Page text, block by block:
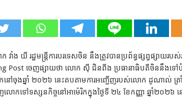
ង​ យី​ រដ្ឋមន្រ្តីការបរទេសចិន នឹងត្រូវបានប្រព័ន្ធផ្សព្វផ្សាយរបស់
Post ចេញផ្សាយថា​ លោក​ ស៊ី​ ជិនពីង​ ប្រធានាធិបតីចិន​នឹងទៅ
រិកនៅចុងឆ្នាំ ២០២៦ នេះតបតាមការអញ្ជើញរបស់លោក​ ដូណាល់​ ត្រាំ​
ោកទៅទស្សនកិច្ចនៅអាម៉េរិកក្នុងថ្ងៃទី ២៤ ខែកញ្ញា ឆ្នាំ២០២៦ ន